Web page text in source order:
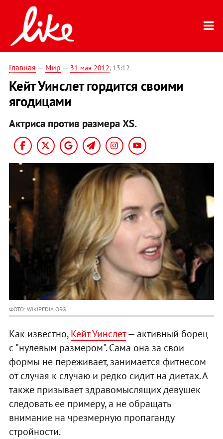
Главная — Мир — 31 мая 2012, 13:12
Кейт Уинслет гордится своими
ягодицами
Актриса против размера XS.
ФОТО: WIKIPEDIA.ORG
Как известно,Кейт Уинслет— активный борец
с "нулевым размером". Сама она за свои
формы не переживает, занимается фитнесом
от случая к случаю и редко сидит на диетах. А
также призывает здравомыслящих девушек
следовать ее примеру, а не обращать
внимание на чрезмерную пропаганду
стройности.